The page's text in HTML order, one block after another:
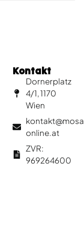
Kontakt
Dornerplatz
4/1, 1170
Wien
online.at
ZVR:
969264600